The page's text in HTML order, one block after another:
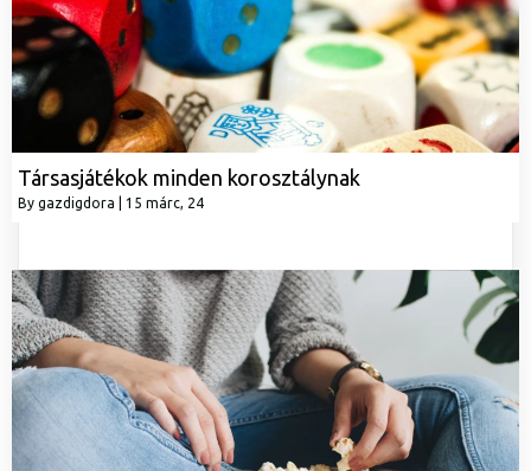
Társasjátékok minden korosztálynak
By gazdigdora 15 márc, 24